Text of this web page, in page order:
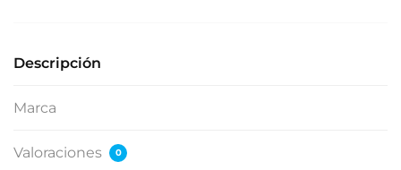
Descripción
Marca
Valoraciones 0